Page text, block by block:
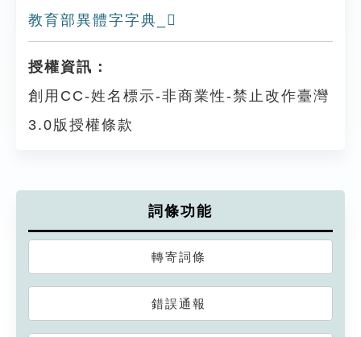
教育部異體字字典_𤿥
授權資訊：
創用CC-姓名標示-非商業性-禁止改作臺灣
3.0版授權條款
詞條功能
轉寄詞條
錯誤通報